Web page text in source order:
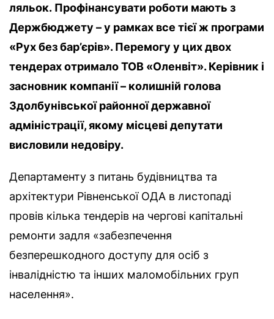
ляльок. Профінансувати роботи мають з
Держбюджету – у рамках все тієї ж програми
«Рух без бар’єрів». Перемогу у цих двох
тендерах отримало ТОВ «Оленвіт». Керівник і
засновник компанії – колишній голова
Здолбунівської районної державної
адміністрації, якому місцеві депутати
висловили недовіру.
Департаменту з питань будівництва та
архітектури Рівненської ОДА в листопаді
провів кілька тендерів на чергові капітальні
ремонти задля «забезпечення
безперешкодного доступу для осіб з
інвалідністю та інших маломобільних груп
населення».